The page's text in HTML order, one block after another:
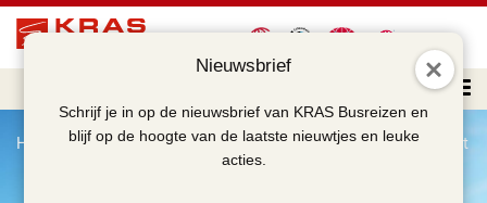
Nieuwsbrief
Schrijf je in op de nieuwsbrief van KRAS Busreizen en
blijf op de hoogte van de laatste nieuwtjes en leuke
acties.
Home Langlaufen & winterwandelen 8 dagen Tirol - Imst